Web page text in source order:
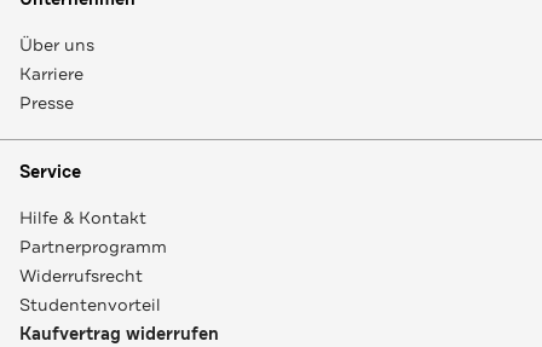
Über uns
Karriere
Presse
Service
Hilfe & Kontakt
Partnerprogramm
Widerrufsrecht
Studentenvorteil
Kaufvertrag widerrufen